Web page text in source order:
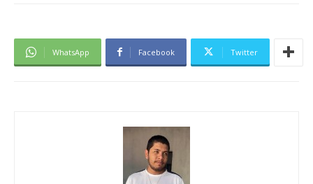
WhatsApp Facebook Twitter